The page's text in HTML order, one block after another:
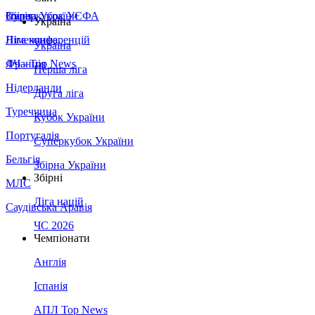
Збірна України
Італія
Німеччина
Франція
Нідерланди
Туреччина
Португалія
Бельгія
МЛС
Саудівська Аравія
Суперкубок УЄФА
Ліга конференцій
ЛЧ - Top News
Україна
Україна
Перша ліга
Друга ліга
Кубок України
Суперкубок України
Збірна України
Збірні
Ліга націй
ЧС 2026
Чемпіонати
Англія
Іспанія
АПЛ Top News